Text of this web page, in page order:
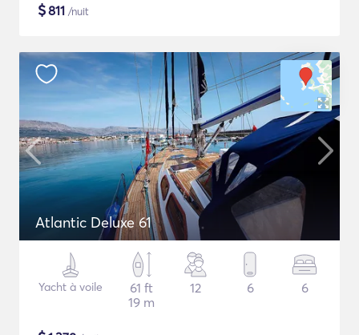
$811 /nuit
Atlantic Deluxe 61
Yacht à voile
61 ft
19 m
12 6 6